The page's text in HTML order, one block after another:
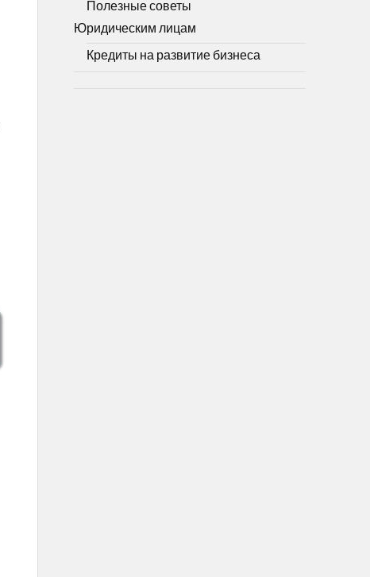
Полезные советы
Юридическим лицам
Кредиты на развитие бизнеса